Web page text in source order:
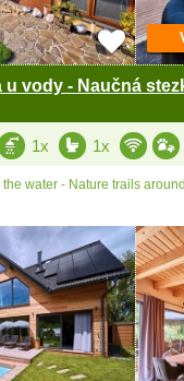
u vody - Naučná
1x 1x
the water - Nature trails